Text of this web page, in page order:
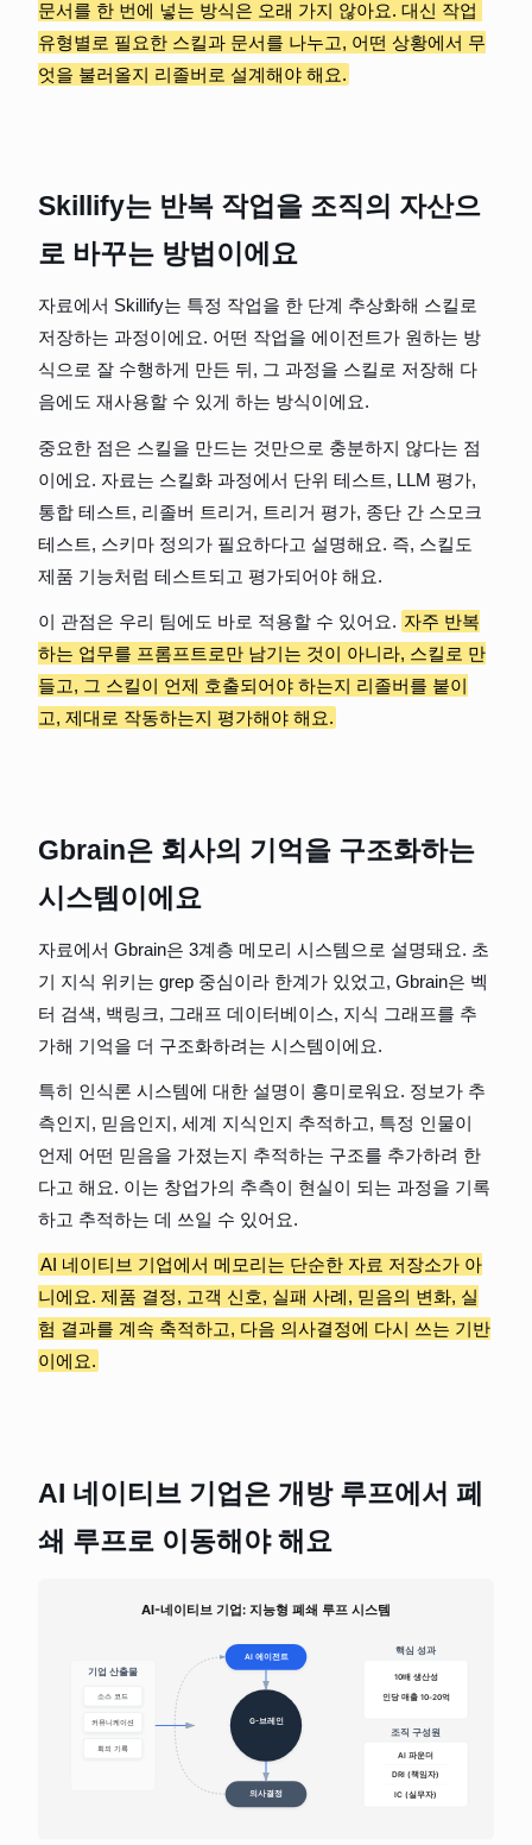
문서를 한 번에 넣는 방식은 오래 가지 않아요. 대신 작업
유형별로 필요한 스킬과 문서를 나누고, 어떤 상황에서 무
엇을 불러올지 리졸버로 설계해야 해요.
Skillify는 반복 작업을 조직의 자산으
로 바꾸는 방법이에요
자료에서 Skillify는 특정 작업을 한 단계 추상화해 스킬로
저장하는 과정이에요. 어떤 작업을 에이전트가 원하는 방
식으로 잘 수행하게 만든 뒤, 그 과정을 스킬로 저장해 다
음에도 재사용할 수 있게 하는 방식이에요.
중요한 점은 스킬을 만드는 것만으로 충분하지 않다는 점
이에요. 자료는 스킬화 과정에서 단위 테스트, LLM 평가,
통합 테스트, 리졸버 트리거, 트리거 평가, 종단 간 스모크
테스트, 스키마 정의가 필요하다고 설명해요. 즉, 스킬도
제품 기능처럼 테스트되고 평가되어야 해요.
이 관점은 우리 팀에도 바로 적용할 수 있어요. 자주 반복
하는 업무를 프롬프트로만 남기는 것이 아니라, 스킬로 만
들고, 그 스킬이 언제 호출되어야 하는지 리졸버를 붙이
고, 제대로 작동하는지 평가해야 해요.
Gbrain은 회사의 기억을 구조화하는
시스템이에요
자료에서 Gbrain은 3계층 메모리 시스템으로 설명돼요. 초
기 지식 위키는 grep 중심이라 한계가 있었고, Gbrain은 벡
터 검색, 백링크, 그래프 데이터베이스, 지식 그래프를 추
가해 기억을 더 구조화하려는 시스템이에요.
특히 인식론 시스템에 대한 설명이 흥미로워요. 정보가 추
측인지, 믿음인지, 세계 지식인지 추적하고, 특정 인물이
언제 어떤 믿음을 가졌는지 추적하는 구조를 추가하려 한
다고 해요. 이는 창업가의 추측이 현실이 되는 과정을 기록
하고 추적하는 데 쓰일 수 있어요.
AI 네이티브 기업에서 메모리는 단순한 자료 저장소가 아
니에요. 제품 결정, 고객 신호, 실패 사례, 믿음의 변화, 실
험 결과를 계속 축적하고, 다음 의사결정에 다시 쓰는 기반
이에요.
AI 네이티브 기업은 개방 루프에서 폐
쇄 루프로 이동해야 해요